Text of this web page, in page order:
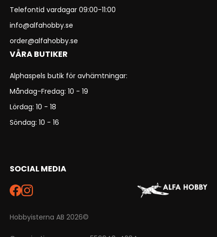
Telefontid vardagar 09:00-11:00
info@alfahobby.se
order@alfahobby.se
VÅRA BUTIKER
Alphaspels butik för avhämtningar:
Måndag-Fredag: 10 - 19
Lördag: 10 - 18
Söndag: 10 - 16
SOCIAL MEDIA
Hobbyisterna AB 2026©